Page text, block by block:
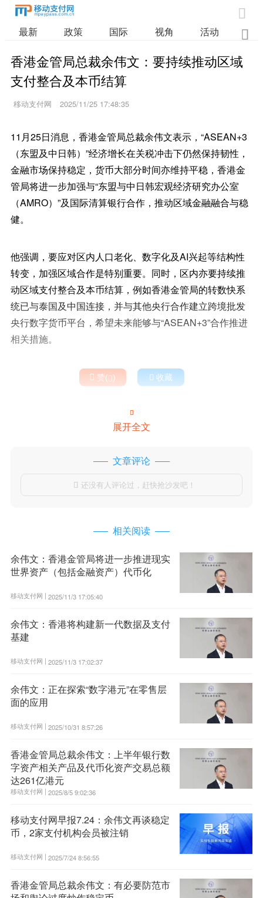

最新 政策 国际 视角 活动 业

香港金管局总裁余伟文：要持续推动区域
支付整合及本币结算
移动支付网 2025/11/25 17:48:35
11月25日消息，香港金管局总裁余伟文表示，“ASEAN+3
（东盟及中日韩）”经济增长在关税冲击下仍然保持韧性，
金融市场保持稳定，货币大部分时间亦维持平稳，香港金
管局将进一步加强与“东盟与中日韩宏观经济研究办公室
（AMRO）”及国际清算银行合作，推动区域金融融合与稳
健。
他强调，要应对区内人口老化、数字化及AI兴起等结构性
转变，加强区域合作是特别重要。同时，区内亦要持续推
动区域支付整合及本币结算，例如香港金管局的转数快系
统已与泰国及中国连接，并与其他央行合作建立跨境批发
央行数字货币平台，希望未来能够与“ASEAN+3”合作推进
相关措施。
 赞()  收藏

展开全文
文章评论
 还没有人评论过，赶快抢沙发吧！
相关阅读
余伟文：香港金管局将进一步推进现实
世界资产（包括金融资产）代币化
移动支付网 | 2025/11/3 17:05:40
余伟文：香港将构建新一代数据及支付
基建
移动支付网 | 2025/11/3 17:02:37
余伟文：正在探索“数字港元”在零售层
面的应用
移动支付网 | 2025/10/31 8:57:26
香港金管局总裁余伟文：上半年银行数
字资产相关产品及代币化资产交易总额
达261亿港元
移动支付网 | 2025/8/5 9:02:36
移动支付网早报7.24：余伟文再谈稳定
币，2家支付机构会员被注销
移动支付网 | 2025/7/24 8:56:55
香港金管局总裁余伟文：有必要防范市